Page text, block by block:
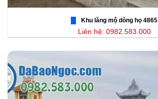
Khu lăng mộ dòng họ 4865
Liên hệ: 0982.583.000